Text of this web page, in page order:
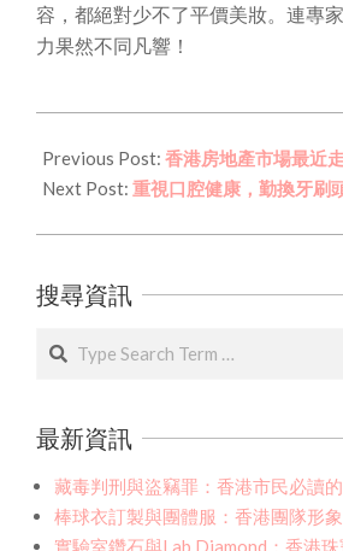
容，都絕對少不了平價美妝。連專
力果然不同凡響！
05-
05
Previous Post: 香港房地產市場最近
Next Post: 重視口腔健康，勤換牙刷
搜尋資訊
Search
最新資訊
藏毒判刑與盜竊罪：香港市民必讀
棒球衣訂製與團體服：香港團隊形
實驗室鑽石與Lab Diamond：香港